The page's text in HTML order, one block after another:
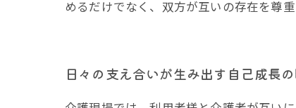
めるだけでなく、双方が互いの存在を尊
日々の支え合いが生み出す自己成長